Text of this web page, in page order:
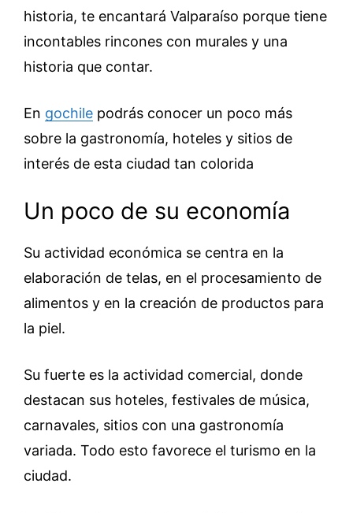
historia, te encantará Valparaíso porque tiene
incontables rincones con murales y una
historia que contar.
En gochile podrás conocer un poco más
sobre la gastronomía, hoteles y sitios de
interés de esta ciudad tan colorida
Un poco de su economía
Su actividad económica se centra en la
elaboración de telas, en el procesamiento de
alimentos y en la creación de productos para
la piel.
Su fuerte es la actividad comercial, donde
destacan sus hoteles, festivales de música,
carnavales, sitios con una gastronomía
variada. Todo esto favorece el turismo en la
ciudad.